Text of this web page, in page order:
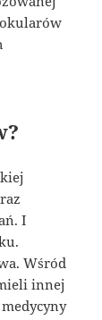
I
Wśród
innej